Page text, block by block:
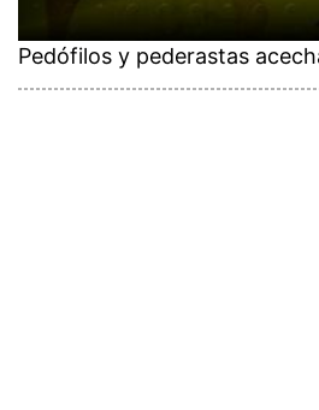
Pedófilos y pederastas